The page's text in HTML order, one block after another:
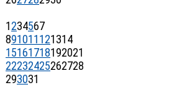
1234567
891011 121314
15161718192021
22232425262728
293031